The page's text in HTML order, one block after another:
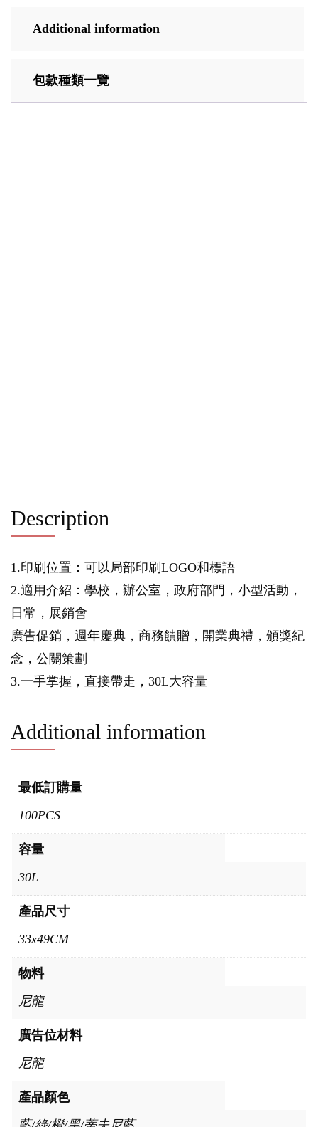
Additional information
包款種類一覽
Description
1.印刷位置：可以局部印刷LOGO和標語
2.適用介紹：學校，辦公室，政府部門，小型活動，
日常，展銷會
廣告促銷，週年慶典，商務饋贈，開業典禮，頒獎紀
念，公關策劃
3.一手掌握，直接帶走，30L大容量
Additional information
最低訂購量
100PCS
容量
30L
產品尺寸
33x49CM
物料
尼龍
廣告位材料
尼龍
產品顏色